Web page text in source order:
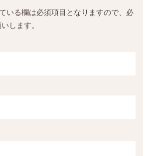
いる欄は必須項目となりますので、必
します。